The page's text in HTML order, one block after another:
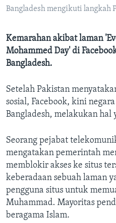
Bangladesh mengikuti langkah
Kemarahan akibat laman
Mohammed Day' di
Bangladesh.
Setelah Pakistan
sosial, Facebook, kini
Bangladesh, melakukan hal
Seorang pejabat
mengatakan pemerintah
memblokir akses ke situs
keberadaan sebuah laman
pengguna situs untuk
Muhammad. Mayoritas
beragama Islam.